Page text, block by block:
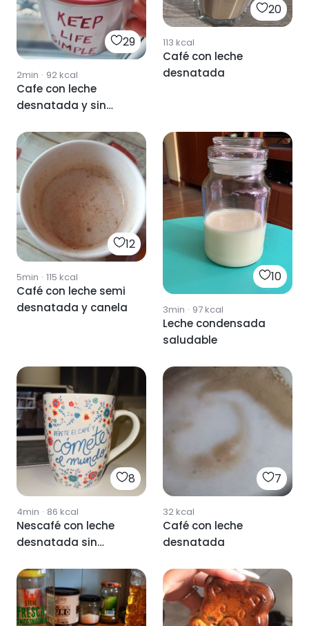
29
2min · 92kcal
Cafe con leche
desnatada y sin
20
113 kcal
Café con leche
desnatada
12
5min · 115 kcal
Café con leche semi
desnatada y canela
10
3min · 97kcal
Leche condensada
saludable
8
4min · 86 kcal
Nescafé con leche
desnatada sin
7
32kcal
Café con leche
desnatada